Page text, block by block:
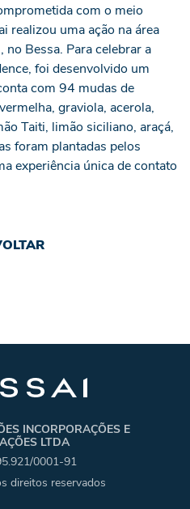
com o meio
realizou uma ação na área
no Bessa. Para celebrar a
foi desenvolvido um
com 94 mudas de
graviola, acerola,
Taiti, limão siciliano, araçá,
foram plantadas pelos
experiência única de contato
INCORPORAÇÕES E
LTDA
0001-91
direitos reservados